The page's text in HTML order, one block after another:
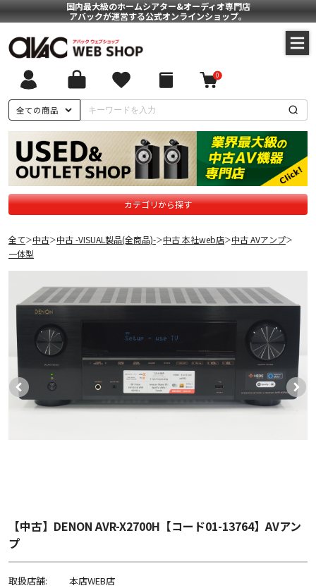
国内最大級のホームシアター&オーディオ専門店
アバックが運営する公式オンラインショップ。
全ての商品
0
カテゴリから探す
全て＞中古＞中古 -VISUAL製品(全商品)-＞中古 本社web店＞中古 AVアンプ＞
一体型
【中古】DENON AVR-X2700H【コード01-13764】AVアン
プ
取扱店舗:
本店WEB店